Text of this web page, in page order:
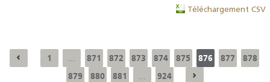
Téléchargement CSV
1 871 872 873 874 875 876 877
878
879
880 881 924